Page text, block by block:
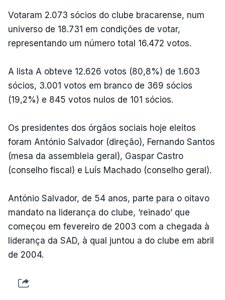
Votaram 2.073 sócios do clube bracarense, num
universo de 18.731 em condições de votar,
representando um número total 16.472 votos.
A lista A obteve 12.626 votos (80,8%) de 1.603
sócios, 3.001 votos em branco de 369 sócios
(19,2%) e 845 votos nulos de 101 sócios.
Os presidentes dos órgãos sociais hoje eleitos
foram António Salvador (direção), Fernando Santos
(mesa da assembleia geral), Gaspar Castro
(conselho fiscal) e Luís Machado (conselho geral).
António Salvador, de 54 anos, parte para o oitavo
mandato na liderança do clube, ‘reinado’ que
começou em fevereiro de 2003 com a chegada à
liderança da SAD, à qual juntou a do clube em abril
de 2004.